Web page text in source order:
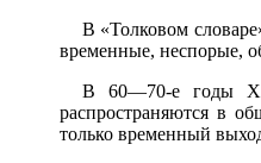
В «Толковом
временные, неспорые,
В 60—70-е годы
распространяются в
только временный